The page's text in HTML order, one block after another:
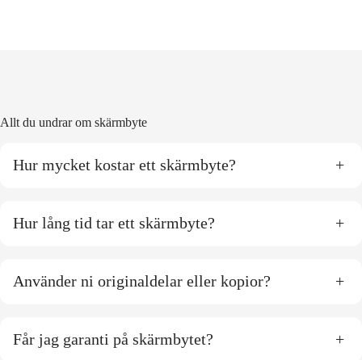
Allt du undrar om skärmbyte
Hur mycket kostar ett skärmbyte? +
Hur lång tid tar ett skärmbyte? +
Använder ni originaldelar eller kopior? +
Får jag garanti på skärmbytet? +